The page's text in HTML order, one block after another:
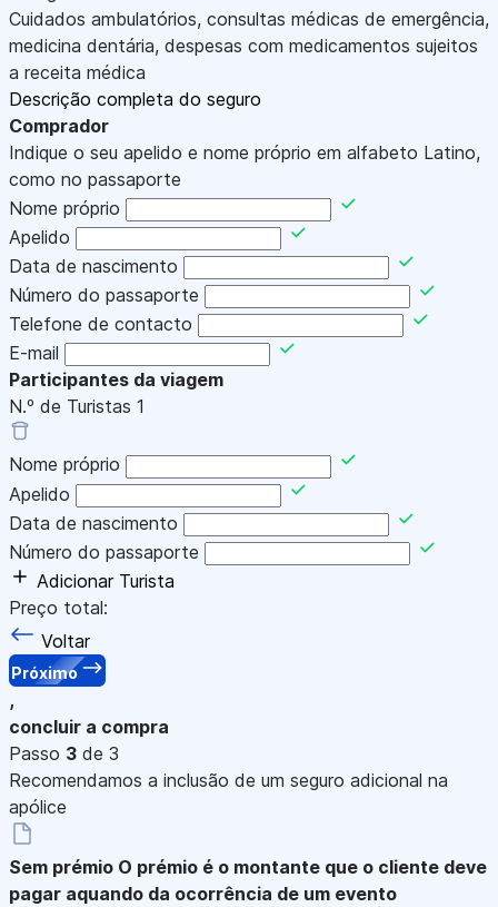
Cuidados ambulatórios, consultas médicas de emergência,
medicina dentária, despesas com medicamentos sujeitos
a receita médica
Descrição completa do seguro
Comprador
Indique o seu apelido e nome próprio em alfabeto Latino,
como no passaporte
Nome próprio
Apelido
Data de nascimento
Número do passaporte
Telefone de contacto
E-mail
Participantes da viagem
N.º de Turistas 1
Nome próprio
Apelido
Data de nascimento
Número do passaporte
Adicionar Turista
Preço total:
Voltar
Próximo
,
concluir a compra
Passo 3 de 3
Recomendamos a inclusão de um seguro adicional na
apólice
Sem prémio O prémio é o montante que o cliente deve
pagar aquando da ocorrência de um evento